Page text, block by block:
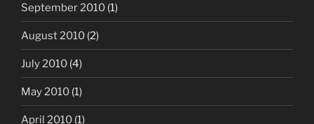
September 2010 (1)
August 2010 (2)
July 2010 (4)
May 2010 (1)
April 2010 (1)